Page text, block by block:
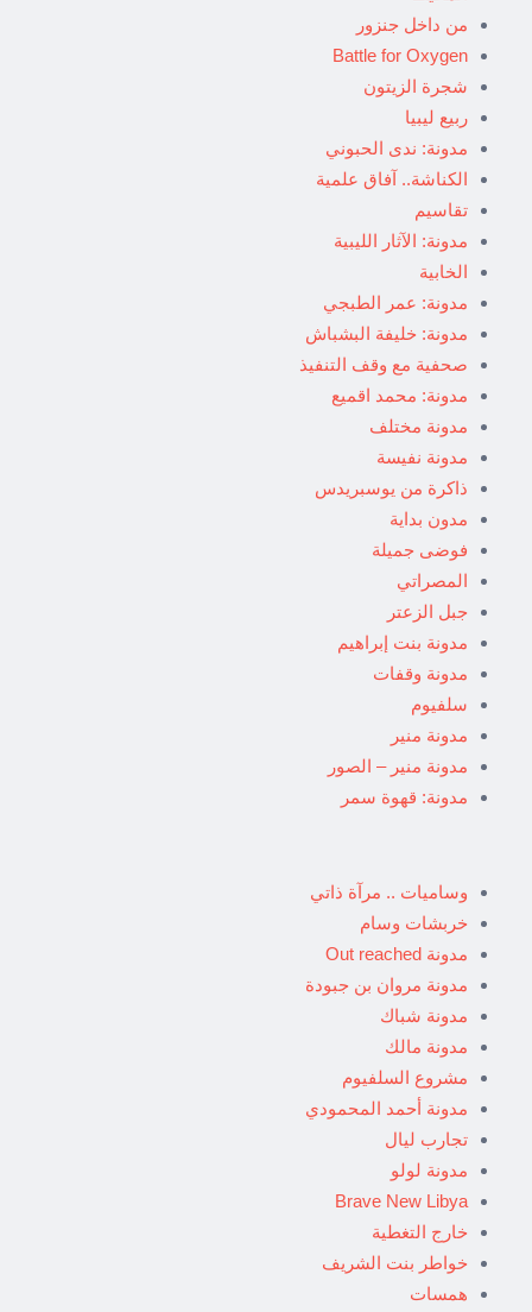
من داخل جنزور
Battle for Oxygen
شجرة الزيتون
ربيع ليبيا
مدونة: ندى الحبوني
الكناشة.. آفاق علمية
تقاسيم
مدونة: الآثار الليبية
الخابية
مدونة: عمر الطبجي
مدونة: خليفة البشباش
صحفية مع وقف التنفيذ
مدونة: محمد اقميع
مدونة مختلف
مدونة نفيسة
ذاكرة من يوسبريدس
مدون بداية
فوضى جميلة
المصراتي
جبل الزعتر
مدونة بنت إبراهيم
مدونة وقفات
سلفيوم
مدونة منير
مدونة منير – الصور
مدونة: قهوة سمر
وساميات .. مرآة ذاتي
خربشات وسام
مدونة Out reached
مدونة مروان بن جبودة
مدونة شباك
مدونة مالك
مشروع السلفيوم
مدونة أحمد المحمودي
تجارب ليال
مدونة لولو
Brave New Libya
خارج التغطية
خواطر بنت الشريف
همسات